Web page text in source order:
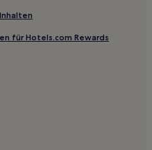
Stralsund
für Hotels.com Rewards